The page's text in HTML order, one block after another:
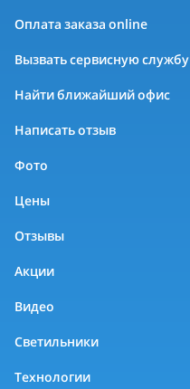
Оплата заказа online
Вызвать сервисную службу
Найти ближайший офис
Написать отзыв
Фото
Цены
Отзывы
Акции
Видео
Светильники
Технологии